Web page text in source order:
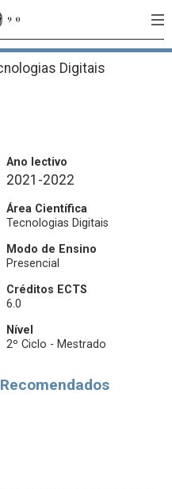
Digitais
Ano lectivo
2021-2022
Área Científica
Tecnologias Digitais
Modo de Ensino
Presencial
Créditos ECTS
6.0
Nível
2º Ciclo - Mestrado